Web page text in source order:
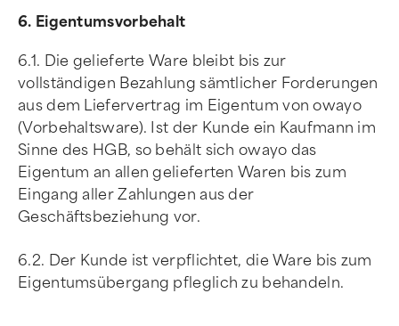
6. Eigentumsvorbehalt
6.1. Die gelieferte Ware bleibt bis zur
vollständigen Bezahlung sämtlicher Forderungen
aus dem Liefervertrag im Eigentum von owayo
(Vorbehaltsware). Ist der Kunde ein Kaufmann im
Sinne des HGB, so behält sich owayo das
Eigentum an allen gelieferten Waren bis zum
Eingang aller Zahlungen aus der
Geschäftsbeziehung vor.
6.2. Der Kunde ist verpflichtet, die Ware bis zum
Eigentumsübergang pfleglich zu behandeln.